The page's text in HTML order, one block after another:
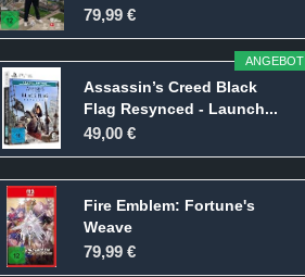
79,99 €
ANGEBOT
Assassin’s Creed Black
Flag Resynced - Launch...
49,00 €
Fire Emblem: Fortune's
Weave
79,99 €